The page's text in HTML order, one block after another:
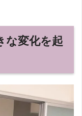
な変化を起